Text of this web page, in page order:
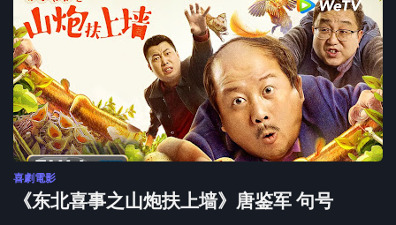
喜劇電影
《东北喜事之山炮扶上墙》唐鉴军 句号